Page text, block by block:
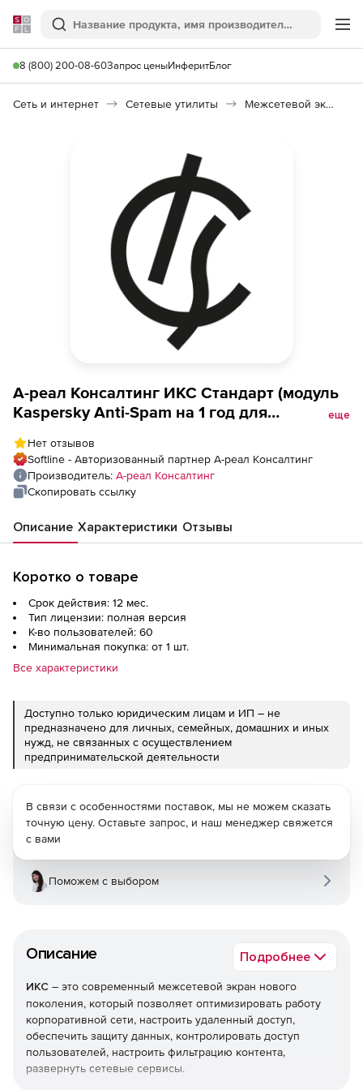
Softline
Поиск
8 (800) 200-08-60Запрос ценыИнферитБлог
Сеть и интернет Сетевые утилиты Межсетевой экран ИКС
А-реал Консалтинг ИКС Стандарт (модуль
Kaspersky Anti-Spam на 1 год для
пользователей
еще
Нет отзывов
Softline - Авторизованный партнер А-реал Консалтинг
Производитель: А-реал Консалтинг
Скопировать ссылку
Описание Характеристики Отзывы
Коротко о товаре
Срок действия: 12 мес.
Тип лицензии: полная версия
К-во пользователей: 60
Минимальная покупка: от 1 шт.
Все характеристики
Доступно только юридическим лицам и ИП – не
предназначено для личных, семейных, домашних и иных
нужд, не связанных с осуществлением
предпринимательской деятельности
Описание Подробнее
ИКС – это современный межсетевой экран нового
поколения, который позволяет оптимизировать работу
корпоративной сети, настроить удаленный доступ,
обеспечить защиту данных, контролировать доступ
пользователей, настроить фильтрацию контента,
развернуть сетевые сервисы.
В связи с особенностями поставок, мы не можем сказать
точную цену. Оставьте запрос, и наш менеджер свяжется
с вами
Поможем с выбором